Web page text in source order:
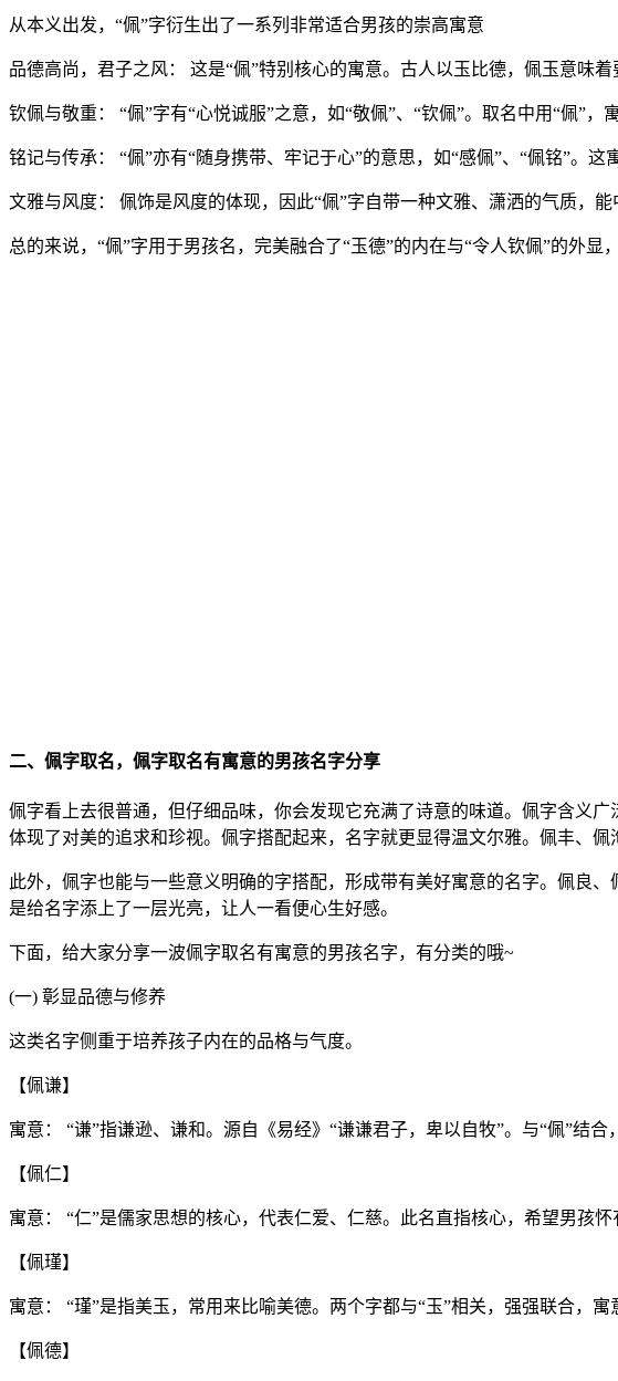
从本义出发，“佩”字衍生出了一系列非常适合男孩的崇高寓意
品德高尚，君子之风： 这是“佩”特别核心的寓意。古人以玉比德，佩玉意味
钦佩与敬重： “佩”字有“心悦诚服”之意，如“敬佩”、“钦佩”。取名中用“佩”
铭记与传承： “佩”亦有“随身携带、牢记于心”的意思，如“感佩”、“佩铭”。
文雅与风度： 佩饰是风度的体现，因此“佩”字自带一种文雅、潇洒的气质，
总的来说，“佩”字用于男孩名，完美融合了“玉德”的内在与“令人钦佩”的外显
二、佩字取名，佩字取名有寓意的男孩名字分享
佩字看上去很普通，但仔细品味，你会发现它充满了诗意的味道。佩字含义
体现了对美的追求和珍视。佩字搭配起来，名字就更显得温文尔雅。佩丰、
此外，佩字也能与一些意义明确的字搭配，形成带有美好寓意的名字。佩良
是给名字添上了一层光亮，让人一看便心生好感。
下面，给大家分享一波佩字取名有寓意的男孩名字，有分类的哦~
(一) 彰显品德与修养
这类名字侧重于培养孩子内在的品格与气度。
【佩谦】
寓意： “谦”指谦逊、谦和。源自《易经》“谦谦君子，卑以自牧”。与“佩”结
【佩仁】
寓意： “仁”是儒家思想的核心，代表仁爱、仁慈。此名直指核心，希望男孩
【佩瑾】
寓意： “瑾”是指美玉，常用来比喻美德。两个字都与“玉”相关，强强联合，
【佩德】